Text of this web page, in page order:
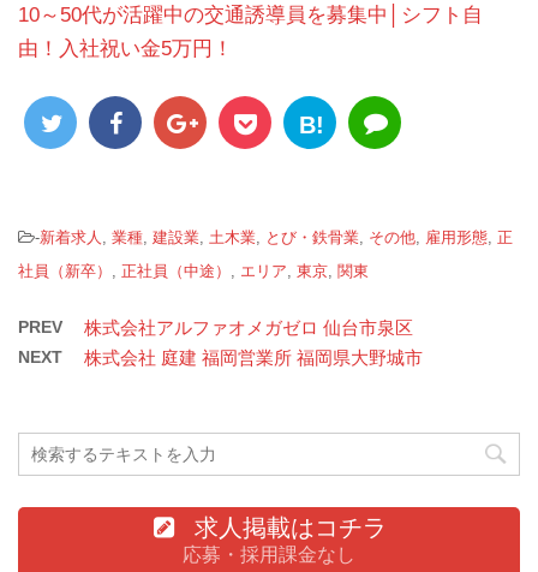
10～50代が活躍中の交通誘導員を募集中│シフト自
由！入社祝い金5万円！
B!
-新着求人 業種 建設業 土木業 とび・鉄骨業 その他 雇用形態 正
社員（新卒）
正社員（中途） エリア 東京 関東
PREV 株式会社アルファオメガゼロ 仙台市泉区
NEXT 株式会社 庭建 福岡営業所 福岡県大野城市
求人掲載はコチラ
応募・採用課金なし